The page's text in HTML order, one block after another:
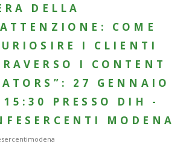
DELLA
COME
I CLIENTI
I CONTENT
27 GENNAIO
PRESSO DIH -
MODENA